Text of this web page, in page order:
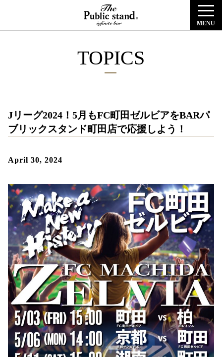
MENU
TOPICS
Jリーグ2024！5月もFC町田ゼルビアをBARパ
ブリックスタンド町田店で応援しよう！
April 30, 2024